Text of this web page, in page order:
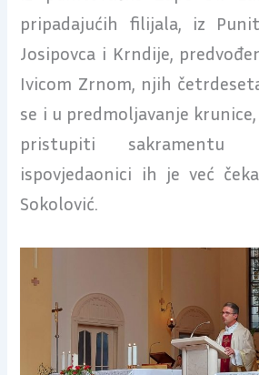
pripadajućih filijala, iz
Josipovca i Krndije,
Ivicom Zrnom, njih
se i u predmoljavanje
pristupiti sakramentu
ispovjedaonici ih je već
Sokolović.